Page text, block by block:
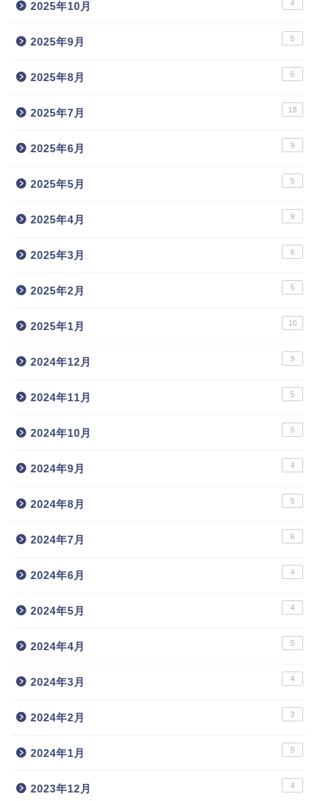
2025年10月 4
2025年9月 5
2025年8月 6
2025年7月 18
2025年6月 9
2025年5月 5
2025年4月 9
2025年3月 6
2025年2月 5
2025年1月 10
2024年12月 9
2024年11月 5
2024年10月 5
2024年9月 4
2024年8月 5
2024年7月 6
2024年6月 4
2024年5月 4
2024年4月 5
2024年3月 4
2024年2月 3
2024年1月 5
2023年12月 4